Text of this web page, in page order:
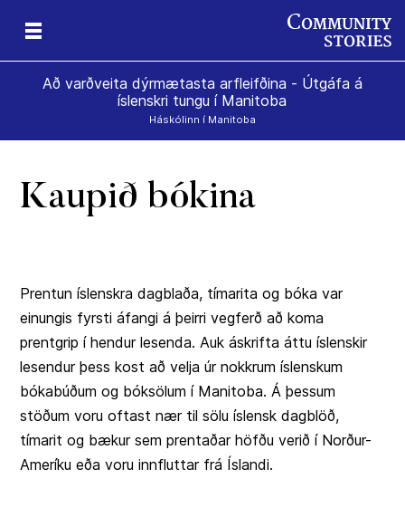
Að varðveita dýrmætasta arfleifðina - Útgáfa á
íslenskri tungu í Manitoba
Háskólinn í Manitoba
Kaupið bókina
Prentun íslenskra dagblaða, tímarita og bóka var
einungis fyrsti áfangi á þeirri vegferð að koma
prentgrip í hendur lesenda. Auk áskrifta áttu íslenskir
lesendur þess kost að velja úr nokkrum íslenskum
bókabúðum og bóksölum í Manitoba. Á þessum
stöðum voru oftast nær til sölu íslensk dagblöð,
tímarit og bækur sem prentaðar höfðu verið í Norður-
Ameríku eða voru innfluttar frá Íslandi.